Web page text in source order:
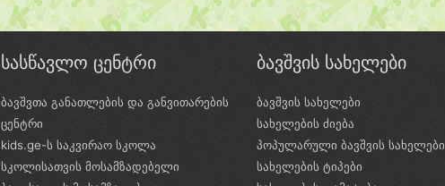
სასწავლო ცენტრი
ბავშვთა განათლების და განვითარების
ცენტრი
kids.ge-ს საკვირაო სკოლა
სკოლისათვის მოსამზადებელი
ბავშვის სახელები
ბავშვის სახელები
სახელების ძიება
პოპულარული ბავშვის სახელები
სახელების ტიპები